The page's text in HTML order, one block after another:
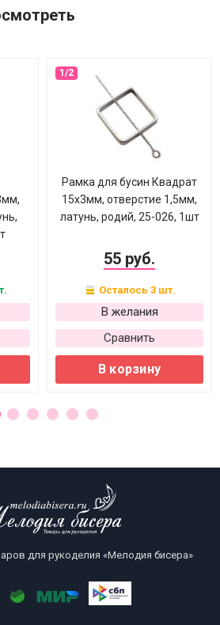
Рамка для бусин Квадрат
15х3мм, отверстие 1,5мм,
латунь, родий, 25-026, 1шт
55 руб.
Осталось 3 шт.
В желания
Сравнить
В корзину
для рукоделия «Мелодия бисера»